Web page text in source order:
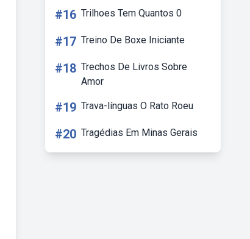
#16 Trilhoes Tem Quantos 0
#17 Treino De Boxe Iniciante
#18 Trechos De Livros Sobre
Amor
#19 Trava-línguas O Rato Roeu
#20 Tragédias Em Minas Gerais